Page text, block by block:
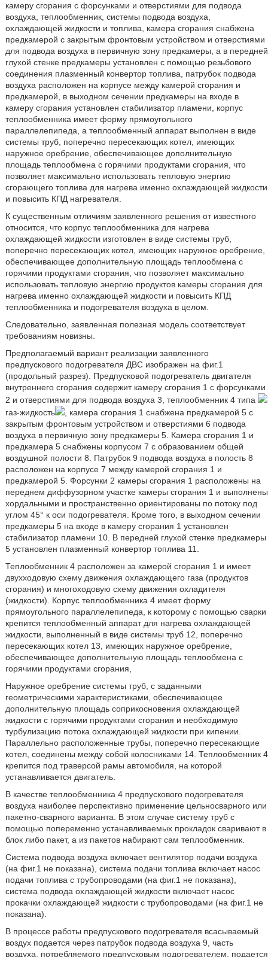
камеру сгорания с форсунками и отверстиями для подвода
воздуха, теплообменник, системы подвода воздуха,
охлаждающей жидкости и топлива, камера сгорания снабжена
предкамерой с закрытым фронтовым устройством и отверстиями
для подвода воздуха в первичную зону предкамеры, а в передней
глухой стенке предкамеры установлен с помощью резьбового
соединения плазменный конвертор топлива, патрубок подвода
воздуха расположен на корпусе между камерой сгорания и
предкамерой, в выходном сечении предкамеры на входе в
камеру сгорания установлен стабилизатор пламени, корпус
теплообменника имеет форму прямоугольного
параллелепипеда, а теплообменный аппарат выполнен в виде
системы труб, поперечно пересекающих котел, имеющих
наружное оребрение, обеспечивающее дополнительную
площадь теплообмена с горячими продуктами сгорания, что
позволяет максимально использовать тепловую энергию
сгорающего топлива для нагрева именно охлаждающей жидкости
и повысить КПД нагревателя.
К существенным отличиям заявленного решения от известного
относится, что корпус теплообменника для нагрева
охлаждающей жидкости изготовлен в виде системы труб,
поперечно пересекающих котел, имеющих наружное оребрение,
обеспечивающее дополнительную площадь теплообмена с
горячими продуктами сгорания, что позволяет максимально
использовать тепловую энергию продуктов камеры сгорания для
нагрева именно охлаждающей жидкости и повысить КПД
теплообменника и подогревателя воздуха в целом.
Следовательно, заявленная полезная модель соответствует
требованиям новизны.
Предполагаемый вариант реализации заявленного
предпускового подогревателя ДВС изображен на фиг.1
(продольный разрез). Предпусковой подогреватель двигателя
внутреннего сгорания содержит камеру сгорания 1 с форсунками
2 и отверстиями для подвода воздуха 3, теплообменник 4 типа
газ-жидкость
, камера сгорания 1 снабжена предкамерой 5 с
закрытым фронтовым устройством и отверстиями 6 подвода
воздуха в первичную зону предкамеры 5. Камера сгорания 1 и
предкамера 5 снабжены корпусом 7 с образованием общей
воздушной полости 8. Патрубок 9 подвода воздуха в полость 8
расположен на корпусе 7 между камерой сгорания 1 и
предкамерой 5. Форсунки 2 камеры сгорания 1 расположены на
переднем диффузорном участке камеры сгорания 1 и выполнены
хордальными и пространственно ориентированы по потоку под
углом 45° к оси подогревателя. Кроме того, в выходном сечении
предкамеры 5 на входе в камеру сгорания 1 установлен
стабилизатор пламени 10. В передней глухой стенке предкамеры
5 установлен плазменный конвертор топлива 11.
Теплообменник 4 расположен за камерой сгорания 1 и имеет
двухходовую схему движения охлаждающего газа (продуктов
сгорания) и многоходовую схему движения охладителя
(жидкости). Корпус теплообменника 4 имеет форму
прямоугольного параллелепипеда, к которому с помощью сварки
крепится теплообменный аппарат для нагрева охлаждающей
жидкости, выполненный в виде системы труб 12, поперечно
пересекающих котел 13, имеющих наружное оребрение,
обеспечивающее дополнительную площадь теплообмена с
горячими продуктами сгорания,
Наружное оребрение системы труб, с заданными
геометрическими характеристиками, обеспечивающее
дополнительную площадь соприкосновения охлаждающей
жидкости с горячими продуктами сгорания и необходимую
турбулизацию потока охлаждающей жидкости при кипении.
Параллельно расположенные трубы, поперечно пересекающие
котел, соединены между собой колосниками 14. Теплообменник 4
крепится под траверсой рамы автомобиля, на которой
устанавливается двигатель.
В качестве теплообменника 4 предпускового подогревателя
воздуха наиболее перспективно применение цельносварного или
пакетно-сварного варианта. В этом случае систему труб с
помощью попеременно устанавливаемых прокладок сваривают в
блок либо пакет, а из пакетов набирают сам теплообменник.
Система подвода воздуха включает вентилятор подачи воздуха
(на фиг.1 не показана), система подачи топлива включает насос
подачи топлива с трубопроводами (на фиг.1 не показана),
система подвода охлаждающей жидкости включает насос
прокачки охлаждающей жидкости с трубопроводами (на фиг.1 не
показана).
В процессе работы предпускового подогревателя всасываемый
воздух подается через патрубок подвода воздуха 9, часть
воздуха, потребляемого предпусковым подогревателем, подается